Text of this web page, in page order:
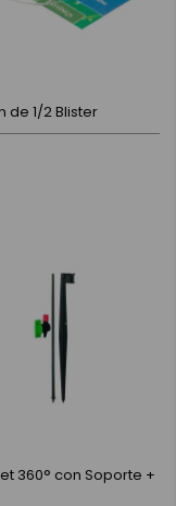
de 1/2 Blister
360° con Soporte +